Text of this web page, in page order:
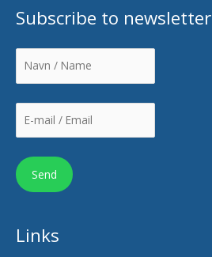
Subscribe to newsletter
Links